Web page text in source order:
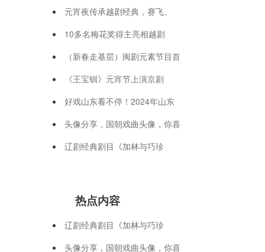
元宵夜传承越剧经典，赛飞、
10多名梅花奖得主亮相越剧
（新春走基层）闽剧元素节目首
《王宝钏》元宵节上演京剧
好戏山东看不停！2024年山东
头像分享，国朝戏曲头像，你喜
辽剧经典剧目《加林与巧珍
热点内容
辽剧经典剧目《加林与巧珍
头像分享，国朝戏曲头像，你喜